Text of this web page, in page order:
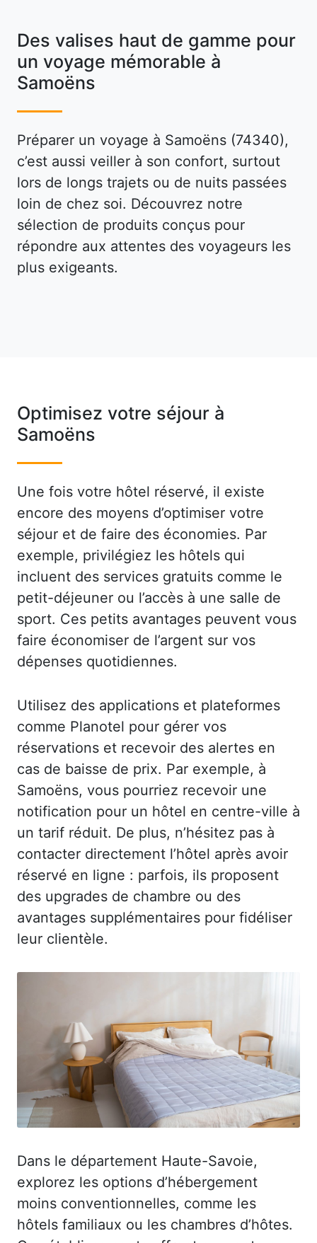
Des valises haut de gamme pour
un voyage mémorable à
Samoëns
Préparer un voyage à Samoëns (74340),
c’est aussi veiller à son confort, surtout
lors de longs trajets ou de nuits passées
loin de chez soi. Découvrez notre
sélection de produits conçus pour
répondre aux attentes des voyageurs les
plus exigeants.
Optimisez votre séjour à
Samoëns
Une fois votre hôtel réservé, il existe
encore des moyens d’optimiser votre
séjour et de faire des économies. Par
exemple, privilégiez les hôtels qui
incluent des services gratuits comme le
petit-déjeuner ou l’accès à une salle de
sport. Ces petits avantages peuvent vous
faire économiser de l’argent sur vos
dépenses quotidiennes.
Utilisez des applications et plateformes
comme Planotel pour gérer vos
réservations et recevoir des alertes en
cas de baisse de prix. Par exemple, à
Samoëns, vous pourriez recevoir une
notification pour un hôtel en centre-ville à
un tarif réduit. De plus, n’hésitez pas à
contacter directement l’hôtel après avoir
réservé en ligne : parfois, ils proposent
des upgrades de chambre ou des
avantages supplémentaires pour fidéliser
leur clientèle.
Dans le département Haute-Savoie,
explorez les options d’hébergement
moins conventionnelles, comme les
hôtels familiaux ou les chambres d’hôtes.